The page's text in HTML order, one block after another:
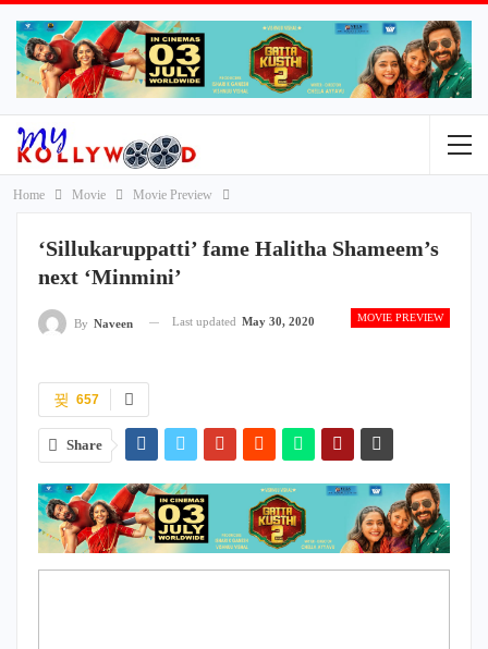
Home Movie Movie Preview
‘Sillukaruppatti’ fame Halitha Shameem’s
next ‘Minmini’
MOVIE PREVIEW
By Naveen Last updated May 30, 2020
657
Share